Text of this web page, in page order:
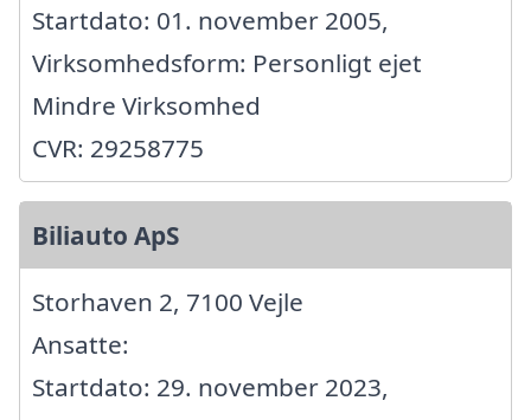
Startdato: 01. november 2005,
Virksomhedsform: Personligt ejet
Mindre Virksomhed
CVR: 29258775
Biliauto ApS
Storhaven 2, 7100 Vejle
Ansatte:
Startdato: 29. november 2023,